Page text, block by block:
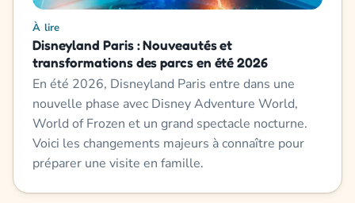
À lire
Disneyland Paris : Nouveautés et
transformations des parcs en été 2026
En été 2026, Disneyland Paris entre dans une
nouvelle phase avec Disney Adventure World,
World of Frozen et un grand spectacle nocturne.
Voici les changements majeurs à connaître pour
préparer une visite en famille.